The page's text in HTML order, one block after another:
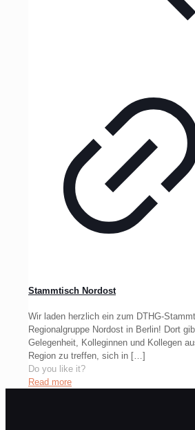
Stammtisch Nordost
Wir laden herzlich ein zum DTHG-
Regionalgruppe Nordost in Berlin! Dort
Gelegenheit, Kolleginnen und Kollegen
Region zu treffen, sich in […]
Do you like it?
Read more